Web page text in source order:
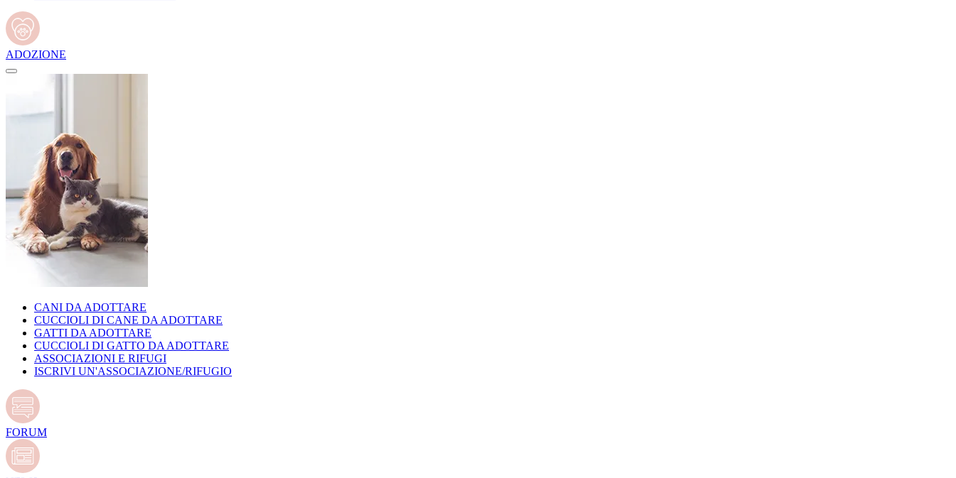
ADOZIONE
CANI DA ADOTTARE
CUCCIOLI DI CANE DA ADOTTARE
GATTI DA ADOTTARE
CUCCIOLI DI GATTO DA ADOTTARE
ASSOCIAZIONI E RIFUGI
ISCRIVI UN'ASSOCIAZIONE/RIFUGIO
FORUM